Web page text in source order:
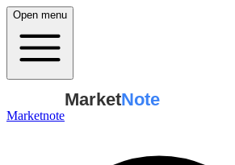
Open menu
Marketnote
MarketNote